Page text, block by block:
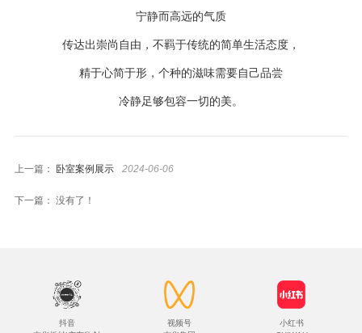
宁静而高远的气质
传达出崇尚自由，不羁于传统的简单生活态度，
精于心简于形，个种的滋味需要自己品尝
冷静足够包容一切的美。
上一篇： 卧室案例展示 2024-06-06
下一篇： 没有了！
抖音
视频号
小红书